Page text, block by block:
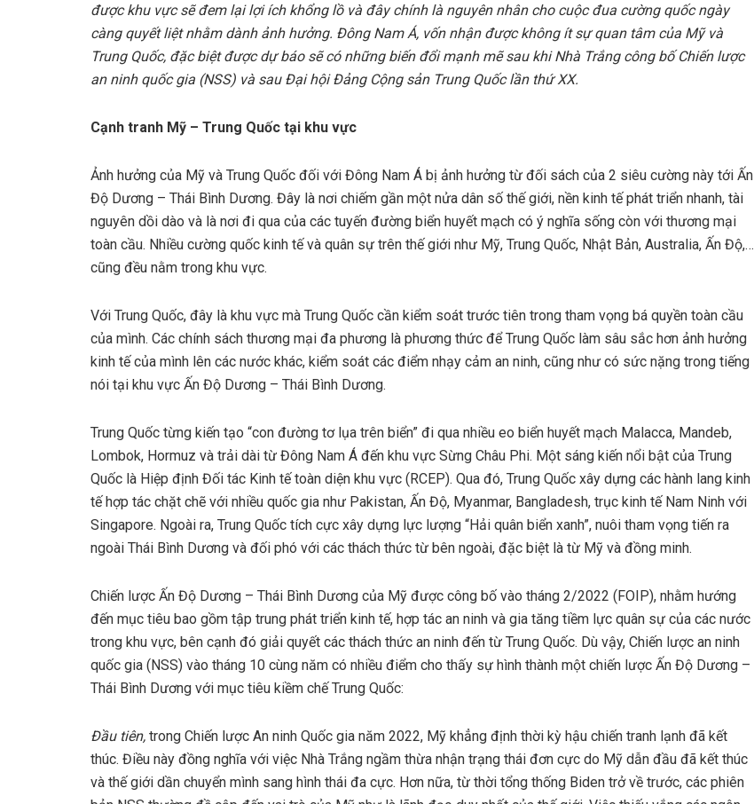
được khu vực sẽ đem lại lợi ích khổng lồ và đây chính là nguyên nhân cho cuộc đua cường quốc ngày
càng quyết liệt nhằm dành ảnh hưởng. Đông Nam Á, vốn nhận được không ít sự quan tâm của Mỹ và
Trung Quốc, đặc biệt được dự báo sẽ có những biến đổi mạnh mẽ sau khi Nhà Trắng công bố Chiến lược
an ninh quốc gia (NSS) và sau Đại hội Đảng Cộng sản Trung Quốc lần thứ XX.
Cạnh tranh Mỹ – Trung Quốc tại khu vực
Ảnh hưởng của Mỹ và Trung Quốc đối với Đông Nam Á bị ảnh hưởng từ đối sách của 2 siêu cường này tới Ấn
Độ Dương – Thái Bình Dương. Đây là nơi chiếm gần một nửa dân số thế giới, nền kinh tế phát triển nhanh, tài
nguyên dồi dào và là nơi đi qua của các tuyến đường biển huyết mạch có ý nghĩa sống còn với thương mại
toàn cầu. Nhiều cường quốc kinh tế và quân sự trên thế giới như Mỹ, Trung Quốc, Nhật Bản, Australia, Ấn Độ,…
cũng đều nằm trong khu vực.
Với Trung Quốc, đây là khu vực mà Trung Quốc cần kiểm soát trước tiên trong tham vọng bá quyền toàn cầu
của mình. Các chính sách thương mại đa phương là phương thức để Trung Quốc làm sâu sắc hơn ảnh hưởng
kinh tế của mình lên các nước khác, kiểm soát các điểm nhạy cảm an ninh, cũng như có sức nặng trong tiếng
nói tại khu vực Ấn Độ Dương – Thái Bình Dương.
Trung Quốc từng kiến tạo “con đường tơ lụa trên biển” đi qua nhiều eo biển huyết mạch Malacca, Mandeb,
Lombok, Hormuz và trải dài từ Đông Nam Á đến khu vực Sừng Châu Phi. Một sáng kiến nổi bật của Trung
Quốc là Hiệp định Đối tác Kinh tế toàn diện khu vực (RCEP). Qua đó, Trung Quốc xây dựng các hành lang kinh
tế hợp tác chặt chẽ với nhiều quốc gia như Pakistan, Ấn Độ, Myanmar, Bangladesh, trục kinh tế Nam Ninh với
Singapore. Ngoài ra, Trung Quốc tích cực xây dựng lực lượng “Hải quân biển xanh”, nuôi tham vọng tiến ra
ngoài Thái Bình Dương và đối phó với các thách thức từ bên ngoài, đặc biệt là từ Mỹ và đồng minh.
Chiến lược Ấn Độ Dương – Thái Bình Dương của Mỹ được công bố vào tháng 2/2022 (FOIP), nhằm hướng
đến mục tiêu bao gồm tập trung phát triển kinh tế, hợp tác an ninh và gia tăng tiềm lực quân sự của các nước
trong khu vực, bên cạnh đó giải quyết các thách thức an ninh đến từ Trung Quốc. Dù vậy, Chiến lược an ninh
quốc gia (NSS) vào tháng 10 cùng năm có nhiều điểm cho thấy sự hình thành một chiến lược Ấn Độ Dương –
Thái Bình Dương với mục tiêu kiềm chế Trung Quốc:
Đầu tiên, trong Chiến lược An ninh Quốc gia năm 2022, Mỹ khẳng định thời kỳ hậu chiến tranh lạnh đã kết
thúc. Điều này đồng nghĩa với việc Nhà Trắng ngầm thừa nhận trạng thái đơn cực do Mỹ dẫn đầu đã kết thúc
và thế giới dần chuyển mình sang hình thái đa cực. Hơn nữa, từ thời tổng thống Biden trở về trước, các phiên